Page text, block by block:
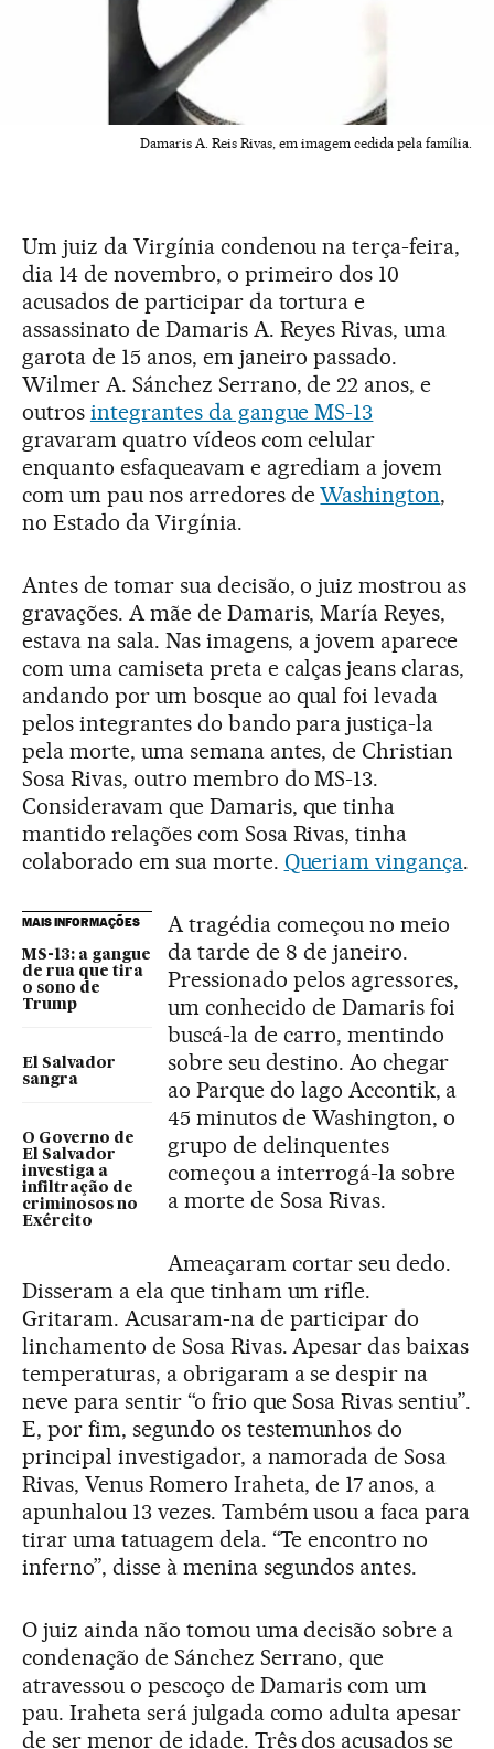
Damaris A. Reis Rivas, em imagem cedida pela família.
Um juiz da Virgínia condenou na terça-feira,
dia 14 de novembro, o primeiro dos 10
acusados de participar da tortura e
assassinato de Damaris A. Reyes Rivas, uma
garota de 15 anos, em janeiro passado.
Wilmer A. Sánchez Serrano, de 22 anos, e
outros integrantes da gangue MS-13
gravaram quatro vídeos com celular
enquanto esfaqueavam e agrediam a jovem
com um pau nos arredores deWashington,
no Estado da Virgínia.
Antes de tomar sua decisão, o juiz mostrou as
gravações. A mãe de Damaris, María Reyes,
estava na sala. Nas imagens, a jovem aparece
com uma camiseta preta e calças jeans claras,
andando por um bosque ao qual foi levada
pelos integrantes do bando para justiça-la
pela morte, uma semana antes, de Christian
Sosa Rivas, outro membro do MS-13.
Consideravam que Damaris, que tinha
mantido relações com Sosa Rivas, tinha
colaborado em sua morte. Queriam vingança.
MAIS INFORMAÇÕES
MS-13: a gangue
de rua que tira
o sono de
Trump
El Salvador
sangra
O Governo de
El Salvador
investiga a
infiltração de
criminosos no
Exército
A tragédia começou no meio
da tarde de 8 de janeiro.
Pressionado pelos agressores,
um conhecido de Damaris foi
buscá-la de carro, mentindo
sobre seu destino. Ao chegar
ao Parque do lago Accontik, a
45 minutos de Washington, o
grupo de delinquentes
começou a interrogá-la sobre
a morte de Sosa Rivas.
Ameaçaram cortar seu dedo.
Disseram a ela que tinham um rifle.
Gritaram. Acusaram-na de participar do
linchamento de Sosa Rivas. Apesar das baixas
temperaturas, a obrigaram a se despir na
neve para sentir “o frio que Sosa Rivas sentiu”.
E, por fim, segundo os testemunhos do
principal investigador, a namorada de Sosa
Rivas, Venus Romero Iraheta, de 17 anos, a
apunhalou 13 vezes. Também usou a faca para
tirar uma tatuagem dela. “Te encontro no
inferno”, disse à menina segundos antes.
O juiz ainda não tomou uma decisão sobre a
condenação de Sánchez Serrano, que
atravessou o pescoço de Damaris com um
pau. Iraheta será julgada como adulta apesar
de ser menor de idade. Três dos acusados se